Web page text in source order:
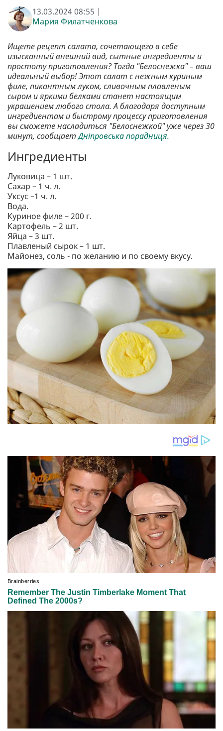
13.03.2024 08:55 |
Мария Филатченкова
Ищете рецепт салата, сочетающего в себе
изысканный внешний вид, сытные ингредиенты и
простоту приготовления? Тогда "Белоснежка" – ваш
идеальный выбор! Этот салат с нежным куриным
филе, пикантным луком, сливочным плавленым
сыром и яркими белками станет настоящим
украшением любого стола. А благодаря доступным
ингредиентам и быстрому процессу приготовления
вы сможете насладиться "Белоснежкой" уже через 30
минут, сообщаетДніпровська порадниця.
Ингредиенты
Луковица – 1 шт.
Сахар – 1 ч. л.
Уксус –1 ч. л.
Вода.
Куриное филе – 200 г.
Картофель – 2 шт.
Яйца – 3 шт.
Плавленый сырок – 1 шт.
Майонез, соль - по желанию и по своему вкусу.